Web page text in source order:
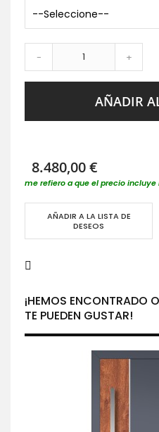
- +
AÑADIR
8.480,00 €
me refiero a que el precio incluye
AÑADIR A LA LISTA DE
DESEOS
¡HEMOS ENCONTRADO
TE PUEDEN GUSTAR!